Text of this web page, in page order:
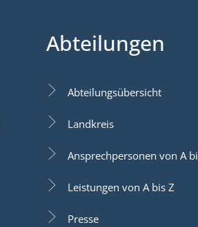
Abteilungen
Abteilungsübersicht
Landkreis
Ansprechpersonen von A
Leistungen von A bis Z
Presse